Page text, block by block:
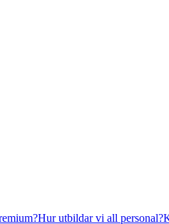
Hur utbildar vi all personal?